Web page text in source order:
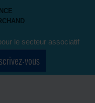
le secteur associatif
vous